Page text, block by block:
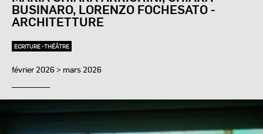
BUSINARO, LORENZO FOCHESATO -
ARCHITETTURE
ECRITURE -THÉÂTRE
février 2026 > mars 2026